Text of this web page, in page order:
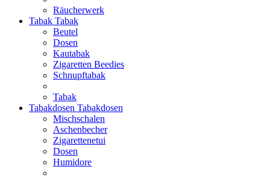
Räucherwerk
Tabak Tabak
Beutel
Dosen
Kautabak
Zigaretten Beedies
Schnupftabak
Tabak
Tabakdosen Tabakdosen
Mischschalen
Aschenbecher
Zigarettenetui
Dosen
Humidore